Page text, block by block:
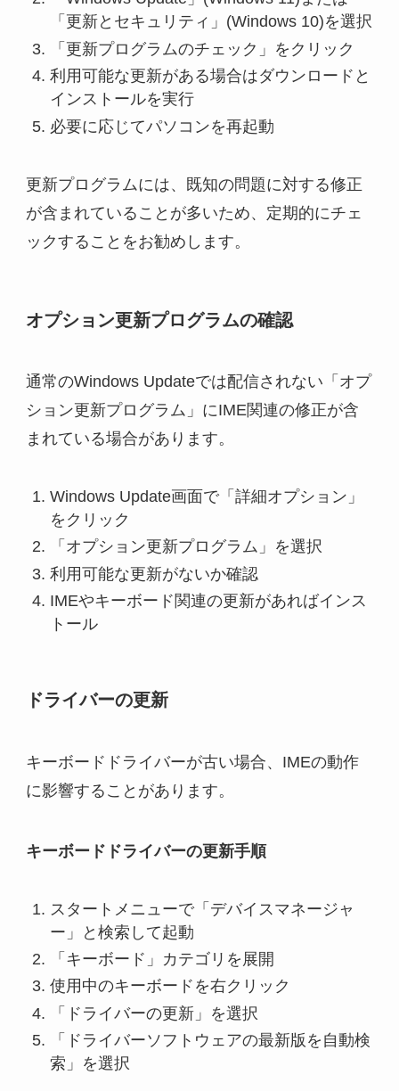
「更新とセキュリティ」(Windows 10)を選択
「更新プログラムのチェック」をクリック
利用可能な更新がある場合はダウンロードと
インストールを実行
必要に応じてパソコンを再起動
更新プログラムには、既知の問題に対する修正
が含まれていることが多いため、定期的にチェ
ックすることをお勧めします。
オプション更新プログラムの確認
通常のWindows Updateでは配信されない「オプ
ション更新プログラム」にIME関連の修正が含
まれている場合があります。
Windows Update画面で「詳細オプション」
をクリック
「オプション更新プログラム」を選択
利用可能な更新がないか確認
IMEやキーボード関連の更新があればインス
トール
ドライバーの更新
キーボードドライバーが古い場合、IMEの動作
に影響することがあります。
キーボードドライバーの更新手順
スタートメニューで「デバイスマネージャ
ー」と検索して起動
「キーボード」カテゴリを展開
使用中のキーボードを右クリック
「ドライバーの更新」を選択
「ドライバーソフトウェアの最新版を自動検
索」を選択